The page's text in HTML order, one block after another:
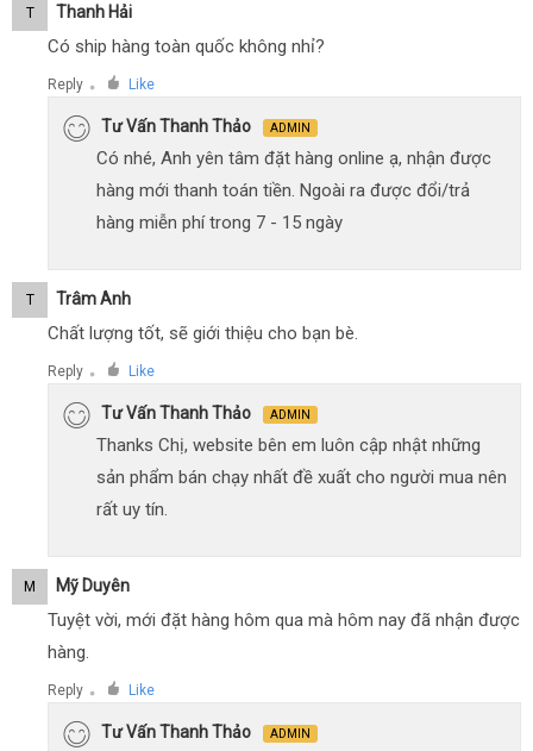
T Thanh Hải
Có ship hàng toàn quốc không nhỉ?
Reply ● Like
Tư Vấn Thanh Thảo ADMIN
Có nhé, Anh yên tâm đặt hàng online ạ, nhận được
hàng mới thanh toán tiền. Ngoài ra được đổi/trả
hàng miễn phí trong 7 - 15 ngày
T Trâm Anh
Chất lượng tốt, sẽ giới thiệu cho bạn bè.
Reply ● Like
Tư Vấn Thanh Thảo ADMIN
Thanks Chị, website bên em luôn cập nhật những
sản phẩm bán chạy nhất đề xuất cho người mua nên
rất uy tín.
M Mỹ Duyên
Tuyệt vời, mới đặt hàng hôm qua mà hôm nay đã nhận được
hàng.
Reply ● Like
Tư Vấn Thanh Thảo ADMIN